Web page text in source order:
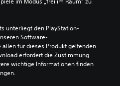
unterliegt den PlayStation-
Software-
für dieses Produkt geltenden
erfordert die Zustimmung
wichtige Informationen finden